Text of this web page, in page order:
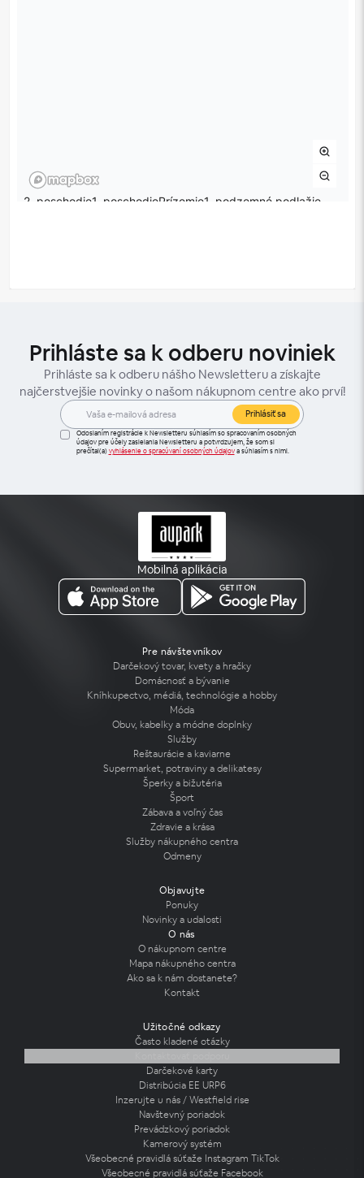
Prihláste sa k odberu noviniek
Prihláste sa k odberu nášho Newsletteru a získajte
najčerstvejšie novinky o našom nákupnom centre ako prví!
Prihlásiť sa
Odoslaním registrácie k Newsletteru súhlasím so spracovaním osobných
údajov pre účely zasielania Newsletteru a potvrdzujem, že som si
prečítal(a) vyhlásenie o spracúvaní osobných údajova súhlasím s nimi.
Mobilná aplikácia
Pre návštevníkov
Darčekový tovar, kvety a hračky
Domácnosť a bývanie
Kníhkupectvo, médiá, technológie a hobby
Móda
Obuv, kabelky a módne doplnky
Služby
Reštaurácie a kaviarne
Supermarket, potraviny a delikatesy
Šperky a bižutéria
Šport
Zábava a voľný čas
Zdravie a krása
Služby nákupného centra
Odmeny
Objavujte
Ponuky
Novinky a udalosti
O nás
O nákupnom centre
Mapa nákupného centra
Ako sa k nám dostanete?
Kontakt
Užitočné odkazy
Často kladené otázky
Darčekové karty
Distribúcia EE URP6
Inzerujte u nás / Westfield rise
Navštevný poriadok
Prevádzkový poriadok
Kamerový systém
Všeobecné pravidlá súťaže Instagram TikTok
Všeobecné pravidlá súťaže Facebook